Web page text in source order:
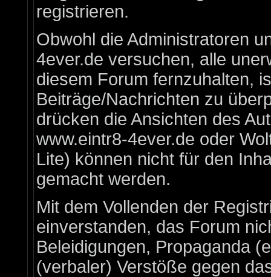
registrieren.
Obwohl die Administratoren
4ever.de versuchen, alle
diesem Forum fernzuhalten,
Beiträge/Nachrichten zu
drücken die Ansichten des
www.eintr8-4ever.de oder
Lite) können nicht für den
gemacht werden.
Mit dem Vollenden der
einverstanden, das Forum
Beleidigungen, Propaganda
(verbaler) Verstöße gegen